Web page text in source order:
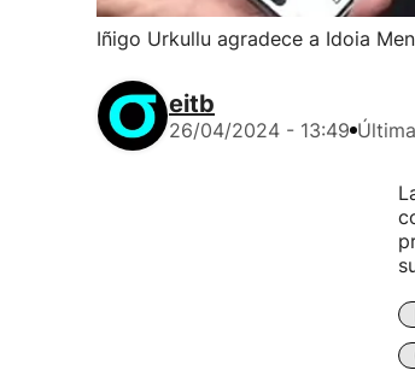
Iñigo Urkullu agradece a Idoia
eitb
26/04/2024 - 13:49